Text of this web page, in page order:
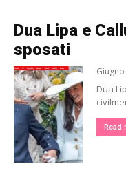
Dua Lipa e
sposati
Dua
Read